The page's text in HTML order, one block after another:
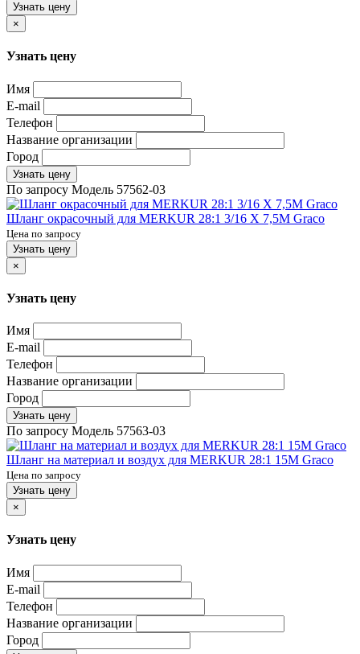
Узнать цену
×
Узнать цену
Имя
E-mail
Телефон
Название организации
Город
Узнать цену
По запросу Модель 57562-03
Шланг окрасочный для MERKUR 28:1 3/16 X 7,5M Graco
Цена по запросу
Узнать цену
×
Узнать цену
Имя
E-mail
Телефон
Название организации
Город
Узнать цену
По запросу Модель 57563-03
Шланг на материал и воздух для MERKUR 28:1 15M Graco
Цена по запросу
Узнать цену
×
Узнать цену
Имя
E-mail
Телефон
Название организации
Город